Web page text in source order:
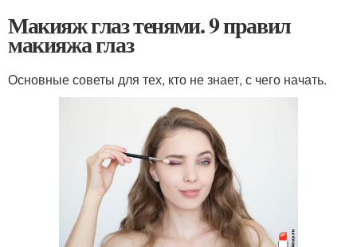
Макияж глаз тенями. 9 правил
макияжа глаз
Основные советы для тех, кто не знает, с чего начать.